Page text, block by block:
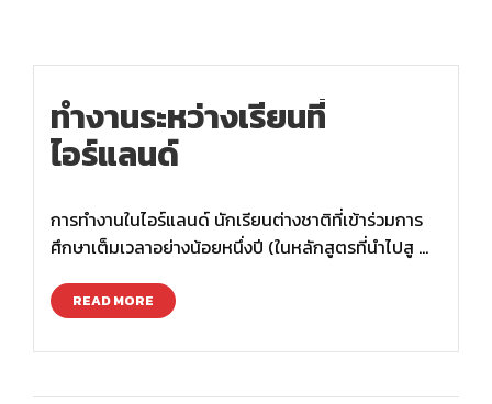
ทำงานระหว่างเรียนที่
ไอร์แลนด์
การทำงานในไอร์แลนด์ นักเรียนต่างชาติที่เข้าร่วมการ
ศึกษาเต็มเวลาอย่างน้อยหนึ่งปี (ในหลักสูตรที่นำไปสู …
READ MORE